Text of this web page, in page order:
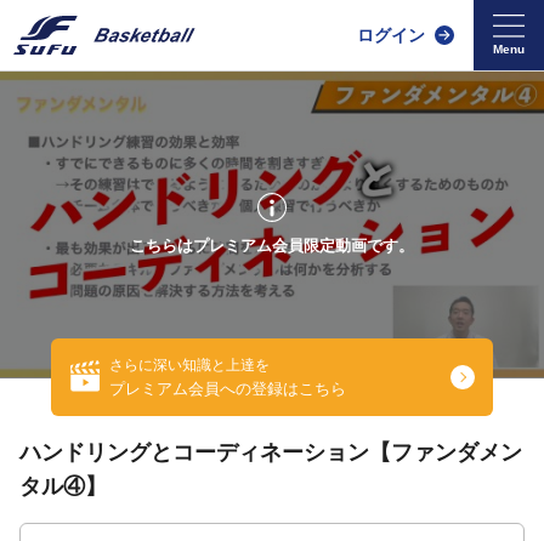
ログイン
こちらはプレミアム会員限定動画です。
さらに深い知識と上達を
プレミアム会員への登録はこちら
ハンドリングとコーディネーション【ファンダメン
タル④】